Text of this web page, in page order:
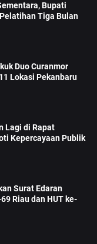
Bupati
Tiga Bulan
Duo Curanmor
Lokasi Pekanbaru
Lagi di Rapat
Kepercayaan Publik
Surat Edaran
Riau dan HUT ke-